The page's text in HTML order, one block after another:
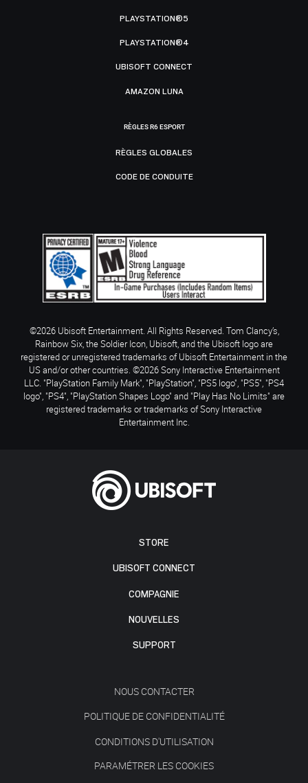
STORE
UBISOFT CONNECT
COMPAGNIE
NOUVELLES
SUPPORT
NOUS CONTACTER
POLITIQUE DE CONFIDENTIALITÉ
CONDITIONS D'UTILISATION
PARAMÉTRER LES COOKIES
PLAYSTATION®5
PLAYSTATION®4
UBISOFT CONNECT
AMAZON LUNA
RÈGLES R6 ESPORT
RÈGLES GLOBALES
CODE DE CONDUITE
©2026 Ubisoft Entertainment. All Rights Reserved. Tom Clancy’s,
Rainbow Six, the Soldier Icon, Ubisoft, and the Ubisoft logo are
registered or unregistered trademarks of Ubisoft Entertainment in the
US and/or other countries. ©2026 Sony Interactive Entertainment
LLC. "PlayStation Family Mark", "PlayStation", "PS5 logo", "PS5", "PS4
logo", "PS4", "PlayStation Shapes Logo" and "Play Has No Limits" are
registered trademarks or trademarks of Sony Interactive
Entertainment Inc.